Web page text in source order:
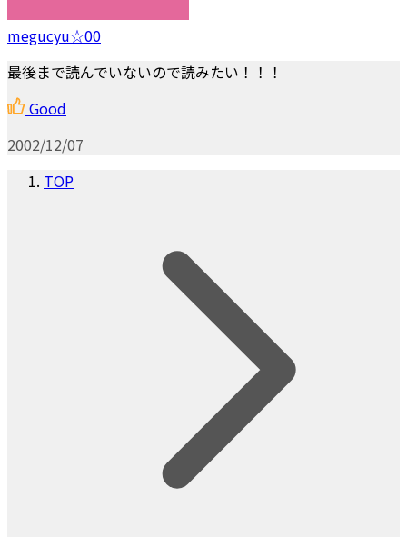
megucyu☆00
最後まで読んでいないので読みたい！！！
Good
2002/12/07
TOP